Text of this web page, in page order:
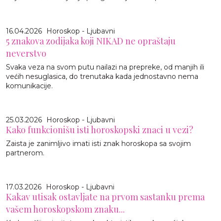
16.04.2026 Horoskop - Ljubavni
5 znakova zodijaka koji NIKAD ne opraštaju
neverstvo
Svaka veza na svom putu nailazi na prepreke, od manjih ili
većih nesuglasica, do trenutaka kada jednostavno nema
komunikacije.
25.03.2026 Horoskop - Ljubavni
Kako funkcionišu isti horoskopski znaci u vezi?
Zaista je zanimljivo imati isti znak horoskopa sa svojim
partnerom.
17.03.2026 Horoskop - Ljubavni
Kakav utisak ostavljate na prvom sastanku prema
vašem horoskopskom znaku...